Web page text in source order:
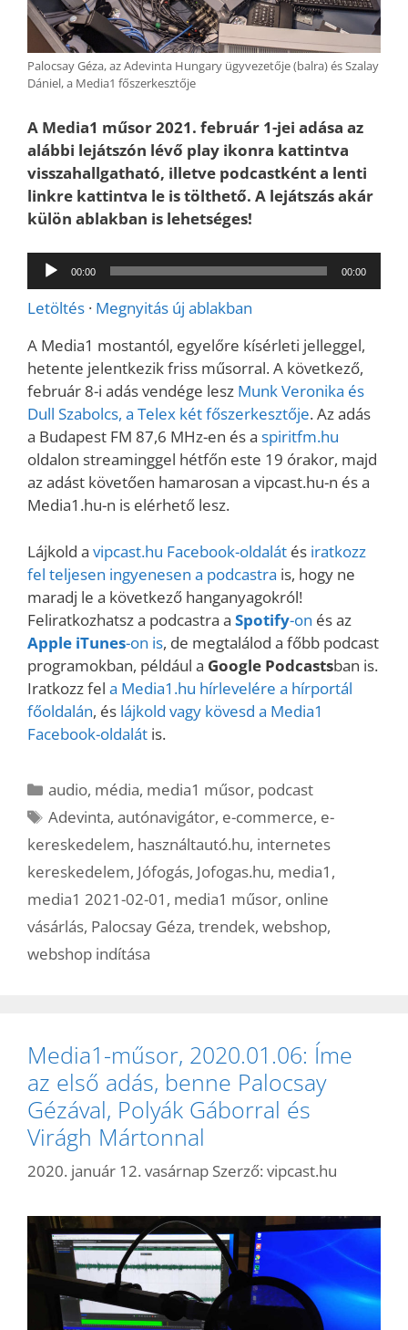
Palocsay Géza, az Adevinta Hungary ügyvezetője (balra) és Szalay
Dániel, a Media1 főszerkesztője
A Media1 műsor 2021. február 1-jei adása az
alábbi lejátszón lévő play ikonra kattintva
visszahallgatható, illetve podcastként a lenti
linkre kattintva le is tölthető. A lejátszás akár
külön ablakban is lehetséges!
Audió
lejátszó
00:00 00:00
Letöltés · Megnyitás új ablakban
A Media1 mostantól, egyelőre kísérleti jelleggel,
hetente jelentkezik friss műsorral. A következő,
február 8-i adás vendége lesz Munk Veronika és
Dull Szabolcs, a Telex két főszerkesztője. Az adás
a Budapest FM 87,6 MHz-en és a spiritfm.hu
oldalon streaminggel hétfőn este 19 órakor, majd
az adást követően hamarosan a vipcast.hu-n és a
Media1.hu-n is elérhető lesz.
Lájkold a vipcast.hu Facebook-oldalát és iratkozz
fel teljesen ingyenesen a podcastra is, hogy ne
maradj le a következő hanganyagokról!
Feliratkozhatsz a podcastra a Spotify-on és az
Apple iTunes-on is, de megtalálod a főbb podcast
programokban, például a Google Podcastsban is.
Iratkozz fel a Media1.hu hírlevelére a hírportál
főoldalán, és lájkold vagy kövesd a Media1
Facebook-oldalát is.
Kategória
audio, média, media1 műsor, podcast
Címkék
Adevinta,autónavigátor, e-commerce, e-
kereskedelem, használtautó.hu, internetes
kereskedelem, Jófogás, Jofogas.hu, media1 ,
media1 2021-02-01 , media1 műsor, online
vásárlás, Palocsay Géza, trendek, webshop,
webshop indítása
Media1-műsor, 2020.01.06: Íme
az első adás, benne Palocsay
Gézával, Polyák Gáborral és
Virágh Mártonnal
2020. január 12. vasárnap Szerző: vipcast.hu